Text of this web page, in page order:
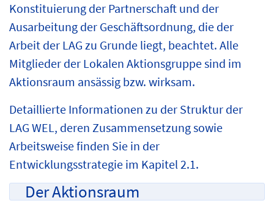
Konstituierung der Partnerschaft und der
Ausarbeitung der Geschäftsordnung, die der
Arbeit der LAG zu Grunde liegt, beachtet. Alle
Mitglieder der Lokalen Aktionsgruppe sind im
Aktionsraum ansässig bzw. wirksam.
Detaillierte Informationen zu der Struktur der
LAG WEL, deren Zusammensetzung sowie
Arbeitsweise finden Sie in der
Entwicklungsstrategie im Kapitel 2.1.
Der Aktionsraum